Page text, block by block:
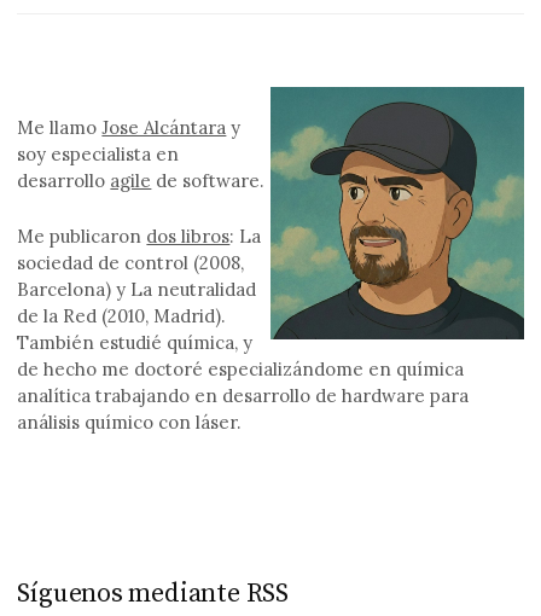
Me llamoJose Alcántara y
soy especialista en
desarrollo agile de software.
Me publicaron dos libros: La
sociedad de control (2008,
Barcelona) y La neutralidad
de la Red (2010, Madrid).
También estudié química, y
de hecho me doctoré especializándome en química
analítica trabajando en desarrollo de hardware para
análisis químico con láser.
Síguenos mediante RSS